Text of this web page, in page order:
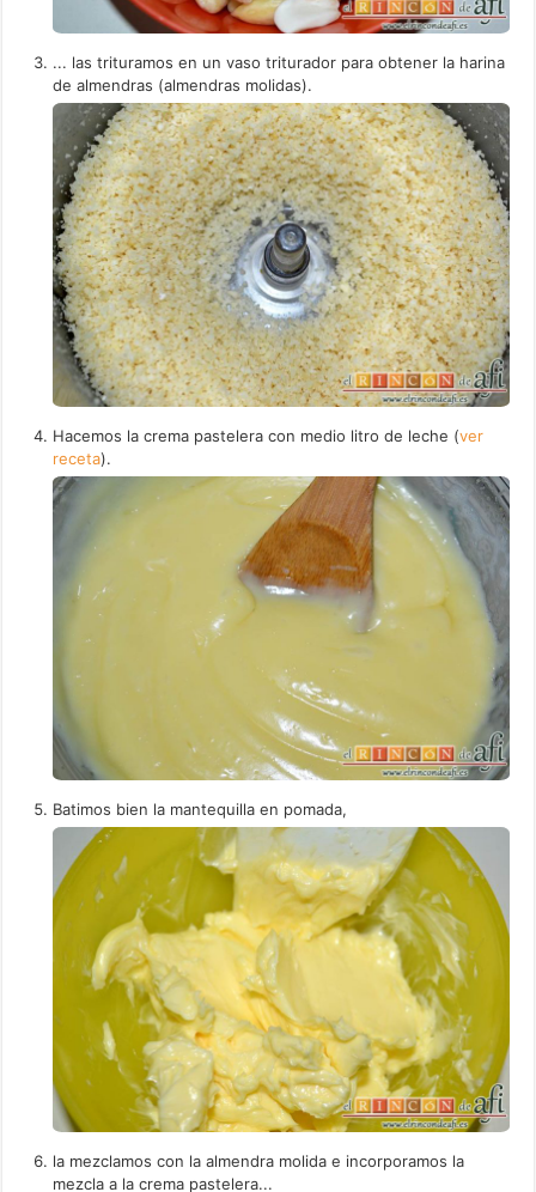
... las trituramos en un vaso triturador para obtener la harina
de almendras (almendras molidas).
Hacemos la crema pastelera con medio litro de leche (ver
receta).
Batimos bien la mantequilla en pomada,
la mezclamos con la almendra molida e incorporamos la
mezcla a la crema pastelera...